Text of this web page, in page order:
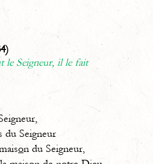
le Seigneur, il le fait
du Seigneur
on du Seigneur,